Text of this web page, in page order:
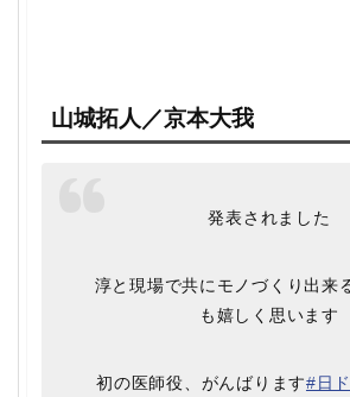
山城拓人／京本大我
発表されました
淳と現場で共にモノづくり出来
も嬉しく思います
初の医師役、がんばります#日